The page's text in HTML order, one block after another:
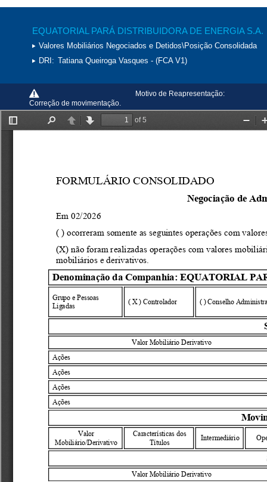
EQUATORIAL PARÁ DISTRIBUIDORA DE ENERGIA S.A.
Valores Mobiliários Negociados e Detidos\Posição Consolidada
DRI: Tatiana Queiroga Vasques - (FCA V1)
Motivo de Reapresentação:
Correção de movimentação.